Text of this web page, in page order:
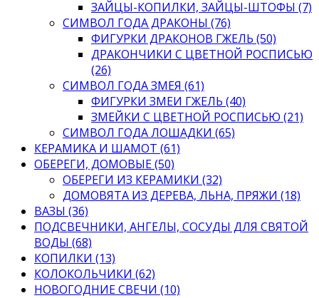
ЗАЙЦЫ-КОПИЛКИ, ЗАЙЦЫ-ШТОФЫ (7)
СИМВОЛ ГОДА ДРАКОНЫ (76)
ФИГУРКИ ДРАКОНОВ ГЖЕЛЬ (50)
ДРАКОНЧИКИ С ЦВЕТНОЙ РОСПИСЬЮ
(26)
СИМВОЛ ГОДА ЗМЕЯ (61)
ФИГУРКИ ЗМЕИ ГЖЕЛЬ (40)
ЗМЕЙКИ С ЦВЕТНОЙ РОСПИСЬЮ (21)
СИМВОЛ ГОДА ЛОШАДКИ (65)
КЕРАМИКА И ШАМОТ (61)
ОБЕРЕГИ, ДОМОВЫЕ (50)
ОБЕРЕГИ ИЗ КЕРАМИКИ (32)
ДОМОВЯТА ИЗ ДЕРЕВА, ЛЬНА, ПРЯЖИ (18)
ВАЗЫ (36)
ПОДСВЕЧНИКИ, АНГЕЛЫ, СОСУДЫ ДЛЯ СВЯТОЙ
ВОДЫ (68)
КОПИЛКИ (13)
КОЛОКОЛЬЧИКИ (62)
НОВОГОДНИЕ СВЕЧИ (10)